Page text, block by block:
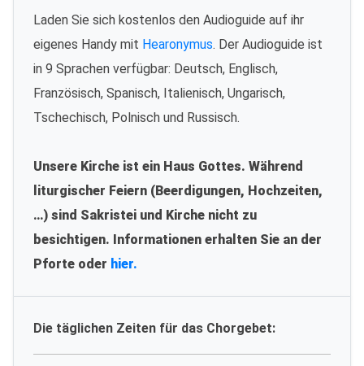
Laden Sie sich kostenlos den Audioguide auf ihr
eigenes Handy mit Hearonymus. Der Audioguide ist
in 9 Sprachen verfügbar: Deutsch, Englisch,
Französisch, Spanisch, Italienisch, Ungarisch,
Tschechisch, Polnisch und Russisch.
Unsere Kirche ist ein Haus Gottes. Während
liturgischer Feiern (Beerdigungen, Hochzeiten,
…) sind Sakristei und Kirche nicht zu
besichtigen. Informationen erhalten Sie an der
Pforte oder hier.
Die täglichen Zeiten für das Chorgebet: